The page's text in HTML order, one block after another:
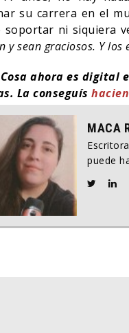
su carrera en el
soportar ni siquiera
y sean graciosos. Y
ahora es digital
La conseguís
MACA
puede